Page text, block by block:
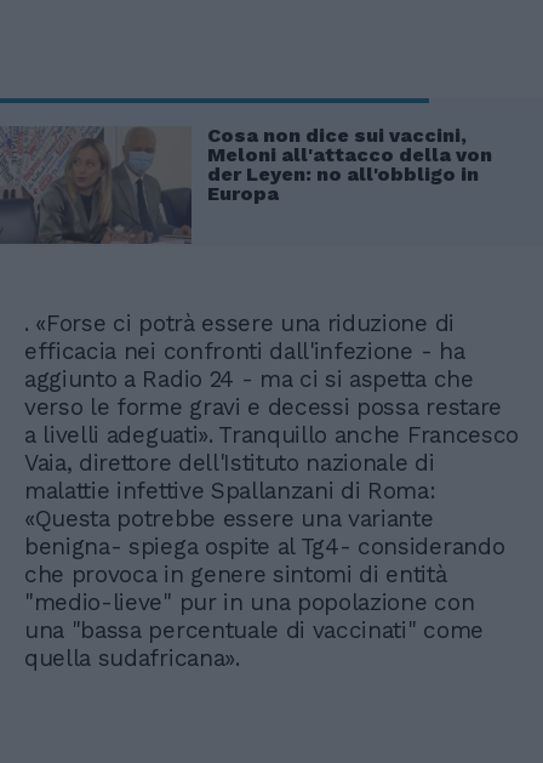
Cosa non dice sui vaccini,
Meloni all'attacco della von
der Leyen: no all'obbligo in
Europa
. «Forse ci potrà essere una riduzione di
efficacia nei confronti dall'infezione - ha
aggiunto a Radio 24 - ma ci si aspetta che
verso le forme gravi e decessi possa restare
a livelli adeguati». Tranquillo anche Francesco
Vaia, direttore dell'Istituto nazionale di
malattie infettive Spallanzani di Roma:
«Questa potrebbe essere una variante
benigna- spiega ospite al Tg4- considerando
che provoca in genere sintomi di entità
"medio-lieve" pur in una popolazione con
una "bassa percentuale di vaccinati" come
quella sudafricana».